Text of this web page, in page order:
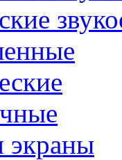
экраны